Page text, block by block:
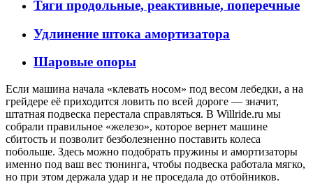
Тяги продольные, реактивные, поперечные
Удлинение штока амортизатора
Шаровые опоры
Если машина начала «клевать носом» под весом лебедки, а на
грейдере её приходится ловить по всей дороге — значит,
штатная подвеска перестала справляться. В Willride.ru мы
собрали правильное «железо», которое вернет машине
сбитость и позволит безболезненно поставить колеса
побольше. Здесь можно подобрать пружины и амортизаторы
именно под ваш вес тюнинга, чтобы подвеска работала мягко,
но при этом держала удар и не проседала до отбойников.